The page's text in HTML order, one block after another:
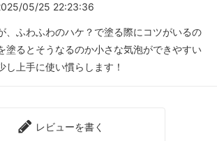
05/25 22:23:36
、ふわふわのハケ？で塗る際にコツがいるの
塗るとそうなるのか小さな気泡ができやすい
し上手に使い慣らします！
レビューを書く